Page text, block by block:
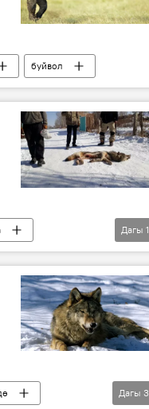
буйвол
Дагы 1
Дагы 3